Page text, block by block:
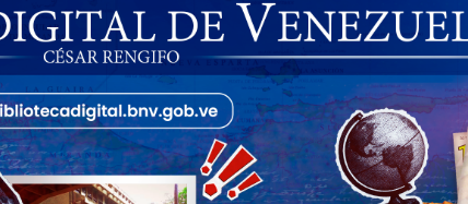
año CXXXIII Mes V, Caracas 09 de marzo de 2006 N° 38.394
Bor